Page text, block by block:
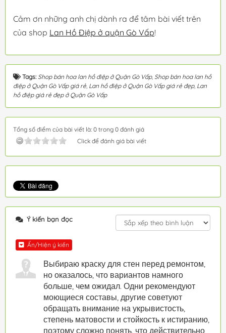
Cảm ơn những anh chị dành ra để tâm bài viết trên
của shop Lan Hồ Điệp ở quận Gò Vấp!
Tags: Shop bán hoa lan hồ điệp ở Quận Gò Vấp, Shop bán hoa lan hồ
điệp ở Quận Gò Vấp giá rẻ, Lan hồ điệp ở Quận Gò Vấp giá rẻ đẹp, Lan
hồ điệp giá rẻ đẹp ở Quận Gò Vấp
Tổng số điểm của bài viết là: 0 trong 0 đánh giá
Click để đánh giá bài viết
Ý kiến bạn đọc
Ẩn/Hiện ý kiến
Выбираю краску для стен перед ремонтом,
но оказалось, что вариантов намного
больше, чем ожидал. Одни рекомендуют
моющиеся составы, другие советуют
обращать внимание на укрывистость,
степень матовости и стойкость к истиранию,
поэтому сложно понять, что действительно